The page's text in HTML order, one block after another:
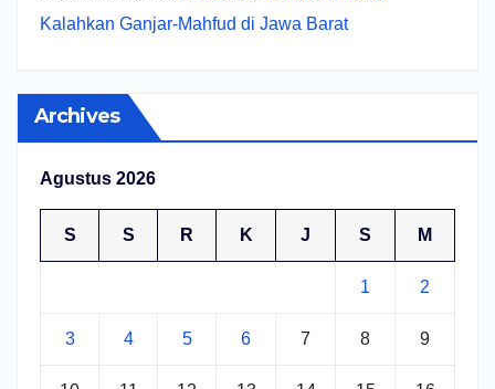
Kalahkan Ganjar-Mahfud di Jawa Barat
Archives
Agustus 2026
S S R K J S M
1 2
3 4 5 6 7 8 9